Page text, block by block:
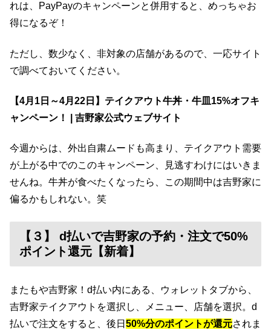
れは、PayPayのキャンペーンと併用すると、めっちゃお
得になるぞ！
ただし、数少なく、非対象の店舗があるので、一応サイト
で調べておいてください。
【4月1日～4月22日】テイクアウト牛丼・牛皿15%オフキ
ャンペーン！ | 吉野家公式ウェブサイト
今週からは、外出自粛ムードも高まり、テイクアウト需要
が上がる中でのこのキャンペーン、見逃すわけにはいきま
せんね。牛丼が食べたくなったら、この期間中は吉野家に
偏るかもしれない。笑
【３】 d払いで吉野家の予約・注文で50%
ポイント還元【新着】
またもや吉野家！d払い内にある、ウォレットタブから、
吉野家テイクアウトを選択し、メニュー、店舗を選択。d
払いで注文をすると、後日 50%分のポイントが還元されま